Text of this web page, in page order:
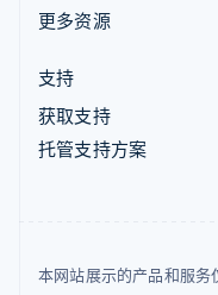
更多资源
支持
获取支持
托管支持方案
本网站展示的产品和服